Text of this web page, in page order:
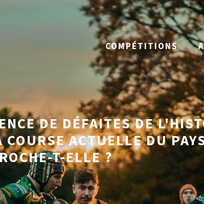
COMPÉTITIONS
DE DÉFAITES DE
ACTUELLE DU
T-ELLE ?